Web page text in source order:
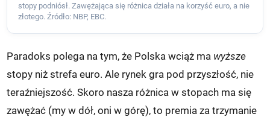
stopy podniósł. Zawężająca się różnica działa na korzyść euro, a nie
złotego. Źródło: NBP, EBC.
Paradoks polega na tym, że Polska wciąż ma wyższe
stopy niż strefa euro. Ale rynek gra pod przyszłość, nie
teraźniejszość. Skoro nasza różnica w stopach ma się
zawężać (my w dół, oni w górę), to premia za trzymanie